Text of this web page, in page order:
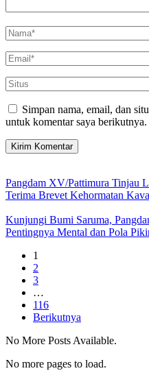
Simpan nama, email, dan
untuk komentar saya berikutnya.
Pangdam XV/Pattimura Tinjau
Terima Brevet Kehormatan
Kunjungi Bumi Saruma,
Pentingnya Mental dan Pola
1
2
3
…
116
Berikutnya
No More Posts Available.
No more pages to load.